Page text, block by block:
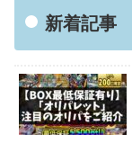
新着記事